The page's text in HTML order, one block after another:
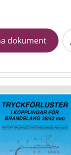
dokument